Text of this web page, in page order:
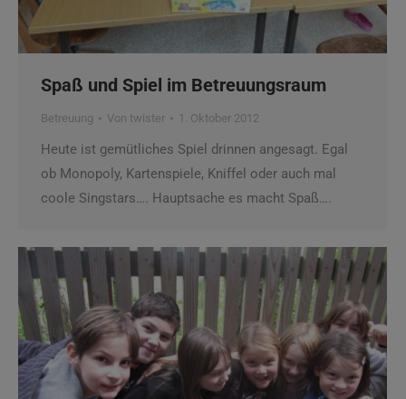
Spaß und Spiel im Betreuungsraum
Betreuung Von twister 1. Oktober 2012
Heute ist gemütliches Spiel drinnen angesagt. Egal
ob Monopoly, Kartenspiele, Kniffel oder auch mal
coole Singstars…. Hauptsache es macht Spaß….